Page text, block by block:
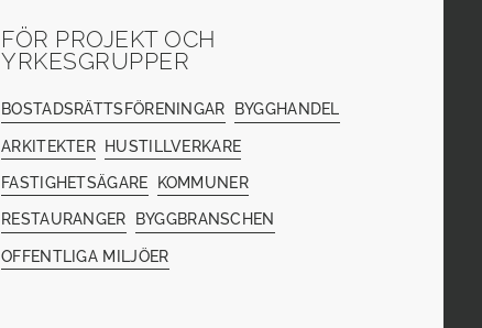
FÖR PROJEKT OCH
YRKESGRUPPER
BOSTADSRÄTTSFÖRENINGAR BYGGHANDEL
ARKITEKTER HUSTILLVERKARE
FASTIGHETSÄGARE KOMMUNER
RESTAURANGER BYGGBRANSCHEN
OFFENTLIGA MILJÖER